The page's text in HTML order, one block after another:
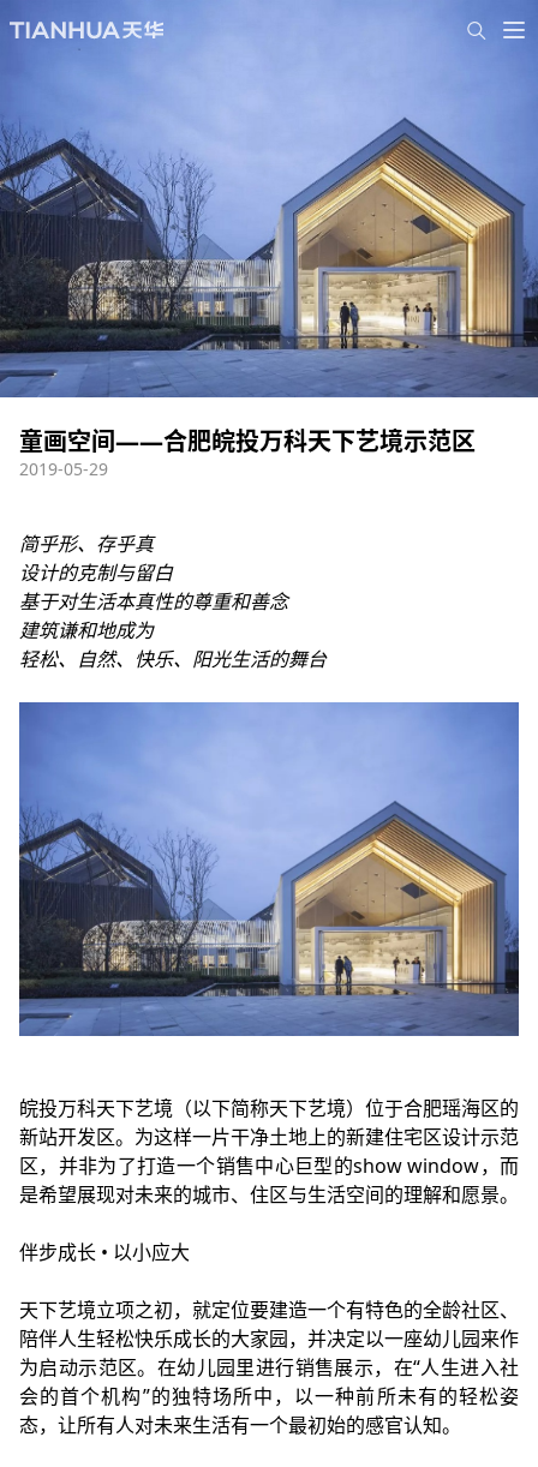
童画空间——合肥皖投万科天下艺境示范区
2019-05-29
简乎形、存乎真
设计的克制与留白
基于对生活本真性的尊重和善念
建筑谦和地成为
轻松、自然、快乐、阳光生活的舞台
皖投万科天下艺境（以下简称天下艺境）位于合肥瑶海区的
新站开发区。为这样一片干净土地上的新建住宅区设计示范
区，并非为了打造一个销售中心巨型的show window，而
是希望展现对未来的城市、住区与生活空间的理解和愿景。
伴步成长 • 以小应大
天下艺境立项之初，就定位要建造一个有特色的全龄社区、
陪伴人生轻松快乐成长的大家园，并决定以一座幼儿园来作
为启动示范区。在幼儿园里进行销售展示，在“人生进入社
会的首个机构”的独特场所中，以一种前所未有的轻松姿
态，让所有人对未来生活有一个最初始的感官认知。